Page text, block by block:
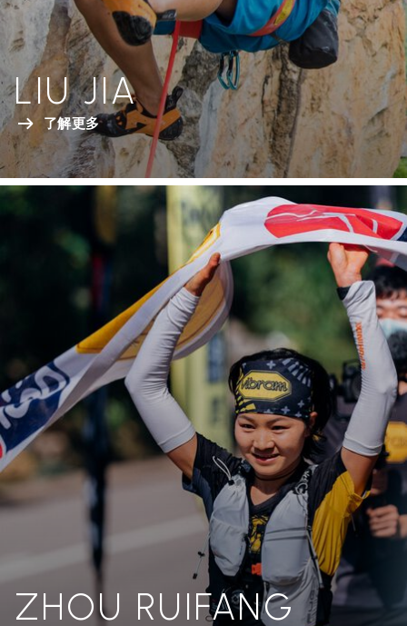
LIU JIA
了解更多
ZHOU RUIFANG